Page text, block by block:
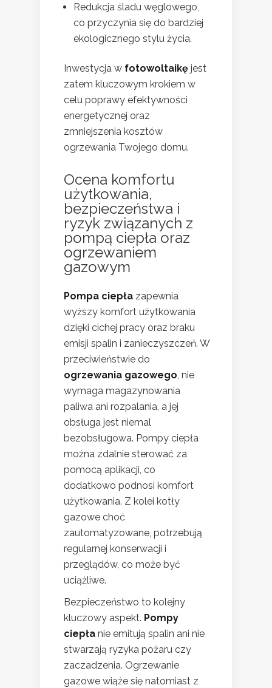
Redukcja śladu węglowego,
co przyczynia się do bardziej
ekologicznego stylu życia.
Inwestycja w fotowoltaikę jest
zatem kluczowym krokiem w
celu poprawy efektywności
energetycznej oraz
zmniejszenia kosztów
ogrzewania Twojego domu.
Ocena komfortu
użytkowania,
bezpieczeństwa i
ryzyk związanych z
pompą ciepła oraz
ogrzewaniem
gazowym
Pompa ciepła zapewnia
wyższy komfort użytkowania
dzięki cichej pracy oraz braku
emisji spalin i zanieczyszczeń. W
przeciwieństwie do
ogrzewania gazowego, nie
wymaga magazynowania
paliwa ani rozpalania, a jej
obsługa jest niemal
bezobsługowa. Pompy ciepła
można zdalnie sterować za
pomocą aplikacji, co
dodatkowo podnosi komfort
użytkowania. Z kolei kotły
gazowe choć
zautomatyzowane, potrzebują
regularnej konserwacji i
przeglądów, co może być
uciążliwe.
Bezpieczeństwo to kolejny
kluczowy aspekt. Pompy
ciepła nie emitują spalin ani nie
stwarzają ryzyka pożaru czy
zaczadzenia. Ogrzewanie
gazowe wiąże się natomiast z